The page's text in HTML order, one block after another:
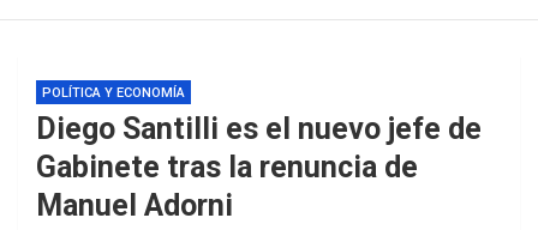
POLÍTICA Y ECONOMÍA
Diego Santilli es el nuevo jefe de
Gabinete tras la renuncia de
Manuel Adorni